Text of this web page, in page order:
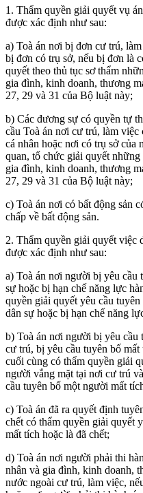
1. Thẩm quyền giải quyết vụ
được xác định như sau:
a) Toà án nơi bị đơn cư trú,
bị đơn có trụ sở, nếu bị đơn là
quyết theo thủ tục sơ thẩm
gia đình, kinh doanh, thương
27, 29 và 31 của Bộ luật này;
b) Các đương sự có quyền tự
cầu Toà án nơi cư trú, làm
cá nhân hoặc nơi có trụ sở của
quan, tổ chức giải quyết
gia đình, kinh doanh, thương
27, 29 và 31 của Bộ luật này;
c) Toà án nơi có bất động sản
chấp về bất động sản.
2. Thẩm quyền giải quyết việc
được xác định như sau:
a) Toà án nơi người bị yêu cầu
sự hoặc bị hạn chế năng lực
quyền giải quyết yêu cầu
dân sự hoặc bị hạn chế năng
b) Toà án nơi người bị yêu cầu
cư trú, bị yêu cầu tuyên bố
cuối cùng có thẩm quyền giải
người vắng mặt tại nơi cư trú
cầu tuyên bố một người mất
c) Toà án đã ra quyết định
chết có thẩm quyền giải quyết
mất tích hoặc là đã chết;
d) Toà án nơi người phải thi
nhân và gia đình, kinh doanh,
nước ngoài cư trú, làm việc,